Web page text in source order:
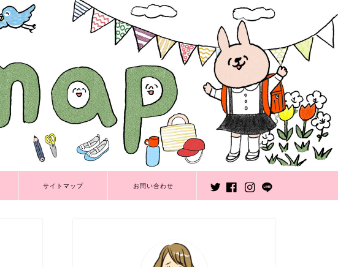
サイトマップ お問い合わせ